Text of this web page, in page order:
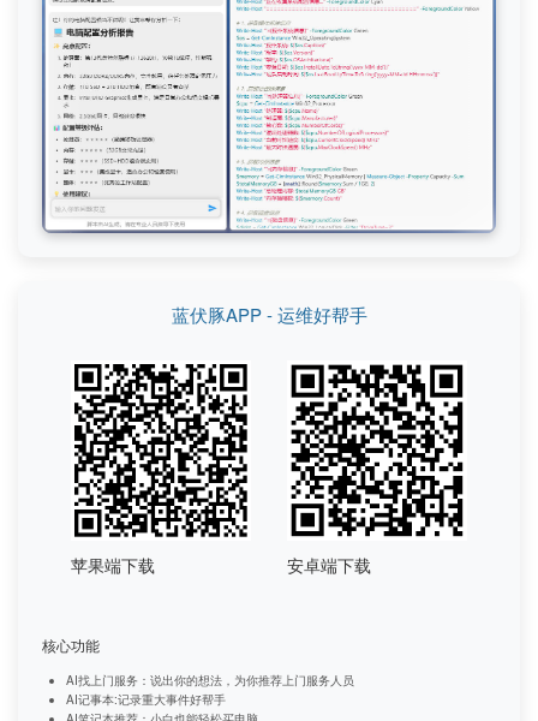
蓝伏豚APP - 运维好帮手
苹果端下载 安卓端下载
核心功能
AI找上门服务：说出你的想法，为你推荐上门服务人员
AI记事本:记录重大事件好帮手